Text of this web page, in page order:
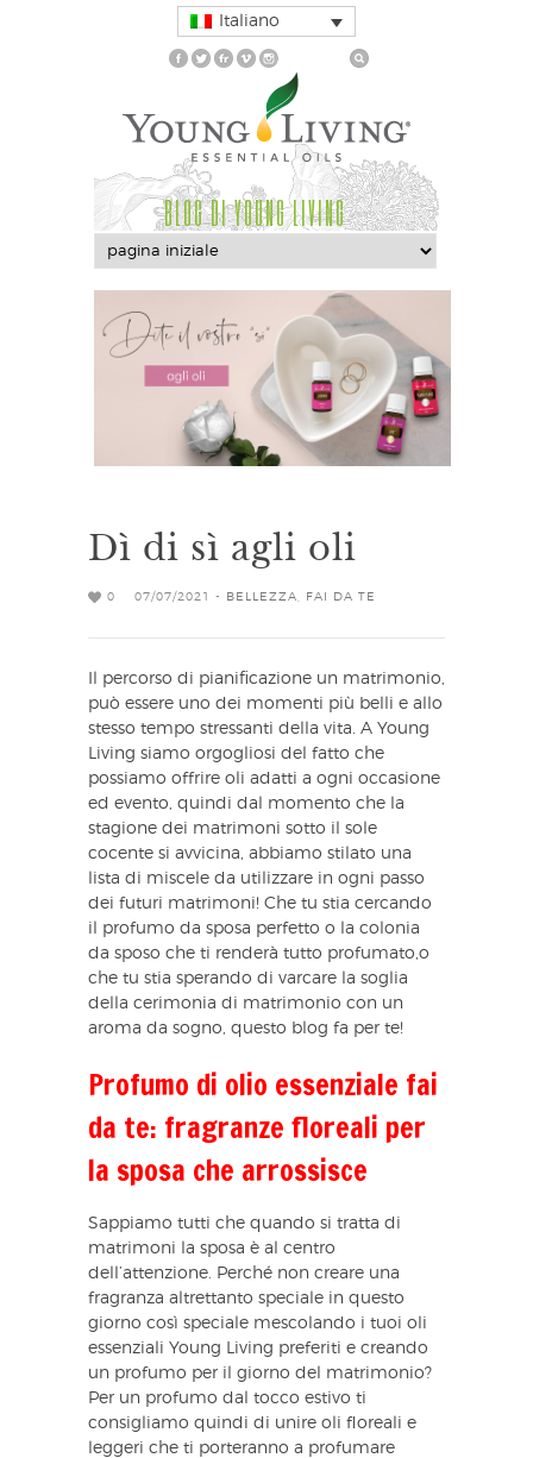
Italiano
BLOG DI YOUNG LIVING
Dì di sì agli oli
0 07/07/2021 - BELLEZZA FAI DA TE
Il percorso di pianificazione un matrimonio,
può essere uno dei momenti più belli e allo
stesso tempo stressanti della vita. A Young
Living siamo orgogliosi del fatto che
possiamo offrire oli adatti a ogni occasione
ed evento, quindi dal momento che la
stagione dei matrimoni sotto il sole
cocente si avvicina, abbiamo stilato una
lista di miscele da utilizzare in ogni passo
dei futuri matrimoni! Che tu stia cercando
il profumo da sposa perfetto o la colonia
da sposo che ti renderà tutto profumato,o
che tu stia sperando di varcare la soglia
della cerimonia di matrimonio con un
aroma da sogno, questo blog fa per te!
Profumo di olio essenziale fai
da te: fragranze floreali per
la sposa che arrossisce
Sappiamo tutti che quando si tratta di
matrimoni la sposa è al centro
dell’attenzione. Perché non creare una
fragranza altrettanto speciale in questo
giorno così speciale mescolando i tuoi oli
essenziali Young Living preferiti e creando
un profumo per il giorno del matrimonio?
Per un profumo dal tocco estivo ti
consigliamo quindi di unire oli floreali e
leggeri che ti porteranno a profumare